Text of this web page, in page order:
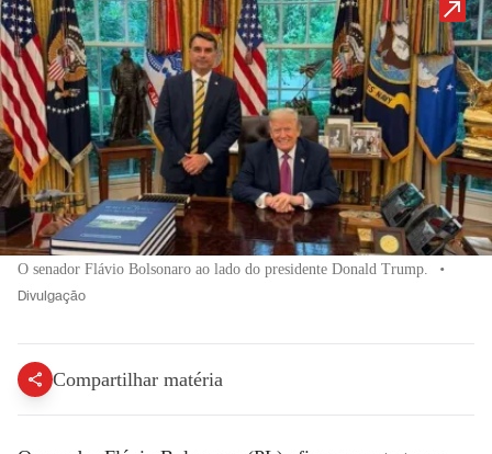
O senador Flávio Bolsonaro ao lado do presidente Donald Trump.
•
Divulgação
Compartilhar matéria